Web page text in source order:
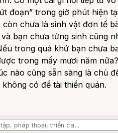
đoạn” trong giờ phút hiện
chưa là sinh vật đơn tế
bạn chưa từng sinh cũng
trong quá khứ bạn chưa
trong mấy mươi năm
nào cũng sẵn sàng là chủ
có đề tài thiền quán.